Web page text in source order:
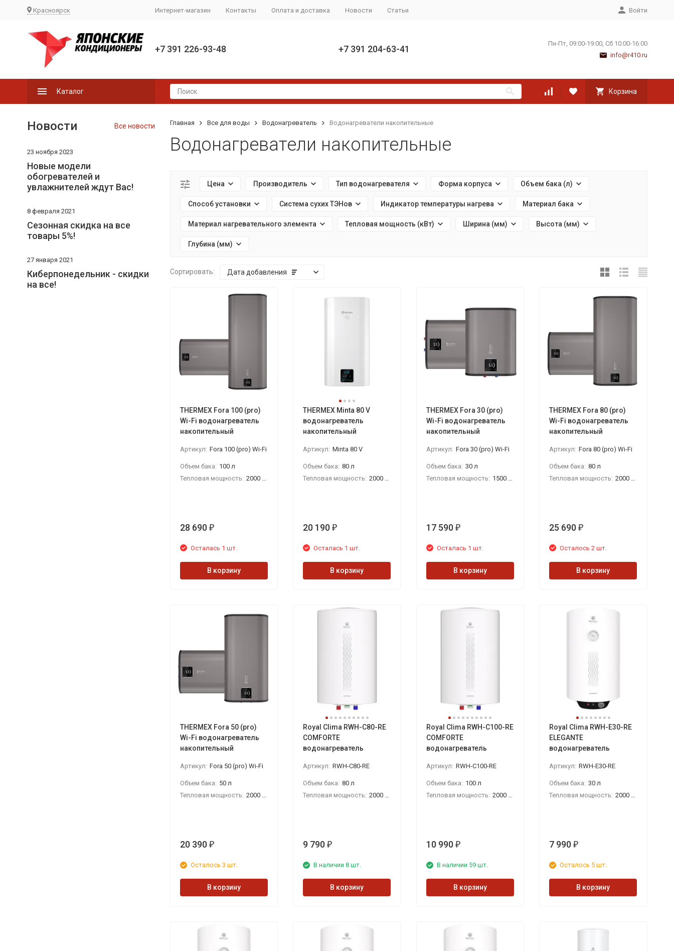
Красноярск Интернет-магазин Контакты Оплата и доставка Новости Статьи Войти
+7 391 226-93-48 +7 391 204-63-41
Пн-Пт, 09:00-19:00, Сб 10:00-16:00
info@r410.ru
Каталог Корзина
Главная Все для воды Водонагреватель Водонагреватели накопительные
Водонагреватели накопительные
Цена Производитель Тип водонагревателя Форма корпуса Объем бака (л)
Способ установки Система сухих ТЭНов Индикатор температуры нагрева Материал бака
Материал нагревательного элемента Тепловая мощность (кВт) Ширина (мм) Высота (мм)
Глубина (мм)
Сортировать: Дата добавления
THERMEX Fora 100 (pro)
Wi-Fi водонагреватель
накопительный
Артикул: Fora 100 (pro) Wi-Fi
Объем бака: 100 л
Тепловая мощность: 2000 Вт
28 690 ₽
Осталась 1 шт.
В корзину
THERMEX Minta 80 V
водонагреватель
накопительный
Артикул: Minta 80 V
Объем бака: 80 л
Тепловая мощность: 2000 Вт
20 190 ₽
Осталась 1 шт.
В корзину
THERMEX Fora 30 (pro)
Wi-Fi водонагреватель
накопительный
Артикул: Fora 30 (pro) Wi-Fi
Объем бака: 30 л
Тепловая мощность: 1500 Вт
17 590 ₽
Осталась 1 шт.
В корзину
THERMEX Fora 80 (pro)
Wi-Fi водонагреватель
накопительный
Артикул: Fora 80 (pro) Wi-Fi
Объем бака: 80 л
Тепловая мощность: 2000 кВт
25 690 ₽
Осталось 2 шт.
В корзину
THERMEX Fora 50 (pro)
Wi-Fi водонагреватель
накопительный
Артикул: Fora 50 (pro) Wi-Fi
Объем бака: 50 л
Тепловая мощность: 2000 Вт
20 390 ₽
Осталось 3 шт.
В корзину
Royal Clima RWH-С80-RE
COMFORTE
водонагреватель
Артикул: RWH-С80-RE
Объем бака: 80 л
Тепловая мощность: 2000 Вт
9 790 ₽
В наличии 8 шт.
В корзину
Royal Clima RWH-С100-RE
COMFORTE
водонагреватель
Артикул: RWH-С100-RE
Объем бака: 100 л
Тепловая мощность: 2000 Вт
10 990 ₽
В наличии 59 шт.
В корзину
Royal Clima RWH-E30-RE
ELEGANTE
водонагреватель
Артикул: RWH-E30-RE
Объем бака: 30 л
Тепловая мощность: 2000 Вт
7 990 ₽
Осталось 5 шт.
В корзину
Новости Все новости
23 ноября 2023
Новые модели
обогревателей и
увлажнителей ждут Вас!
8 февраля 2021
Сезонная скидка на все
товары 5%!
27 января 2021
Киберпонедельник - скидки
на все!